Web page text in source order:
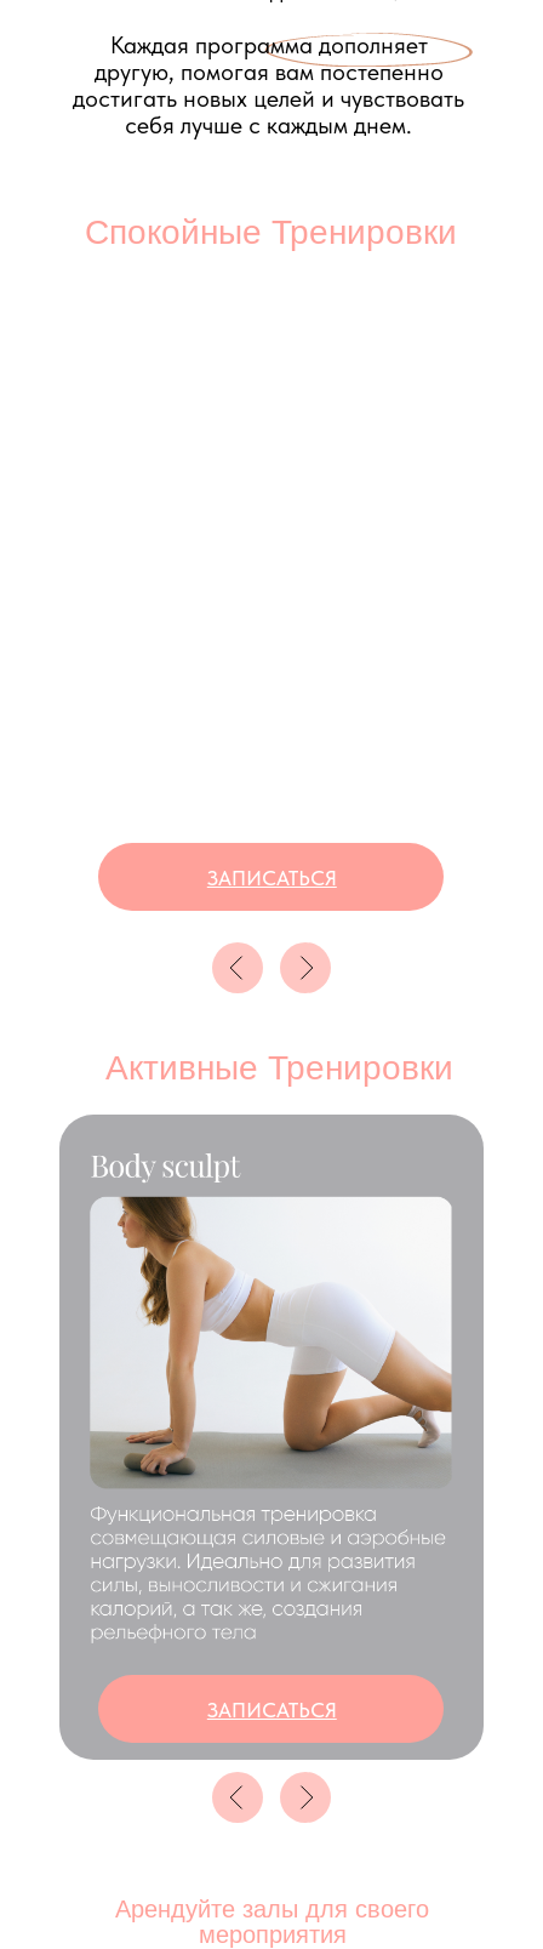
ЗАПИСАТЬСЯ
Арендуйте залы для своего
мероприятия
Пилатес на реформере
Читать
Миофасциальный релиз
(МФР)
Читать